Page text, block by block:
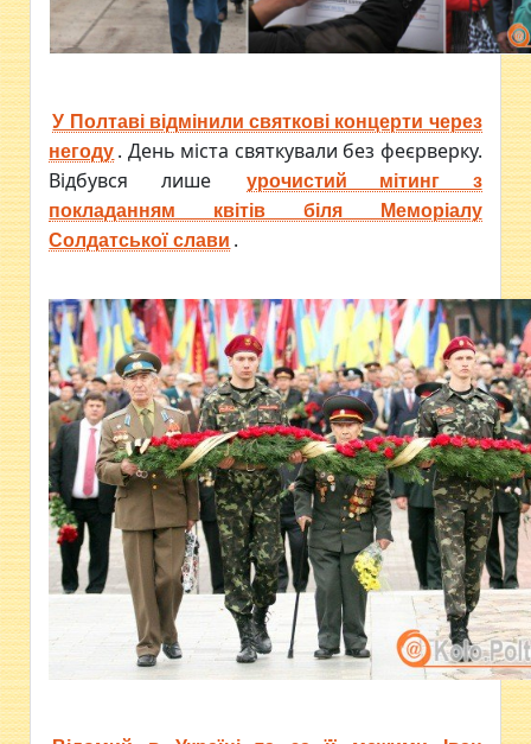
У Полтаві відмінили святкові концерти через
негоду . День міста святкували без феєрверку.
Відбувся лише
урочистий мітинг з
покладанням квітів біля Меморіалу
Солдатської слави .